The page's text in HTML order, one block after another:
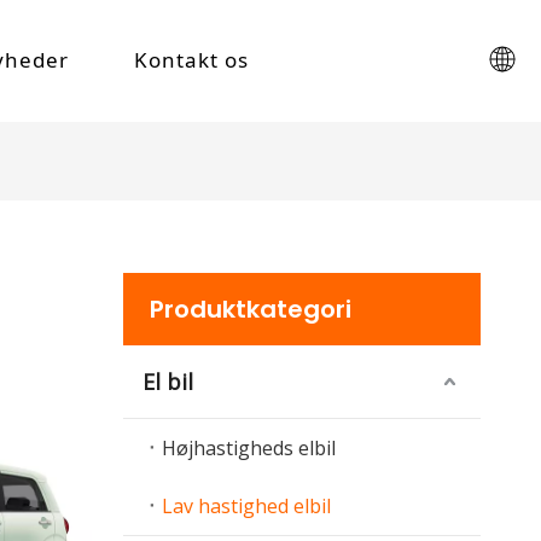
Kontakt os
Produktkategori
El bil
Højhastigheds elbil
Lav hastighed elbil